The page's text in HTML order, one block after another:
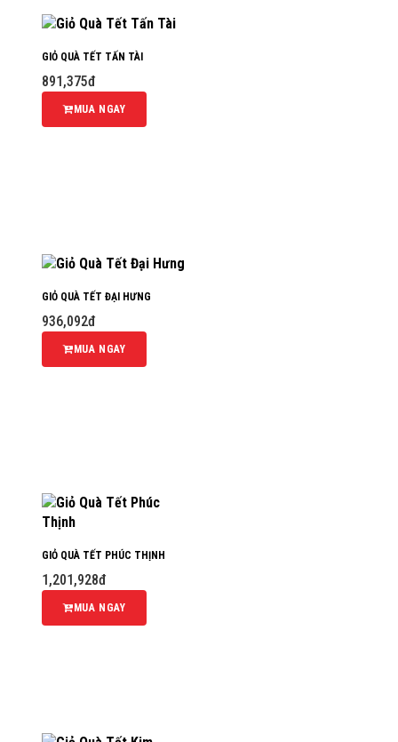
GIỎ QUÀ TẾT TẤN TÀI
891,375đ
MUA NGAY
GIỎ QUÀ TẾT ĐẠI HƯNG
936,092đ
MUA NGAY
GIỎ QUÀ TẾT PHÚC THỊNH
1,201,928đ
MUA NGAY